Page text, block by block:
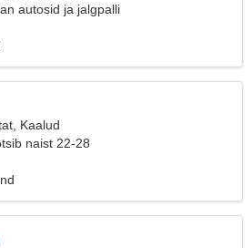
autosid ja jalgpalli
Kaalud
naist 22-28